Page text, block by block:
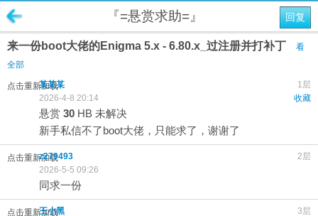
回复
『=悬赏求助=』
来一份boot大佬的Enigma 5.x - 6.80.x_过注册并打补丁
看
全部
点击重新加载 1层
某某某
收藏
2026-4-8 20:14
悬赏 30 HB 未解决
新手私信不了boot大佬，只能求了，谢谢了
点击重新加载 2层
z279493
2026-5-5 09:26
同求一份
点击重新加载 3层
王小黑